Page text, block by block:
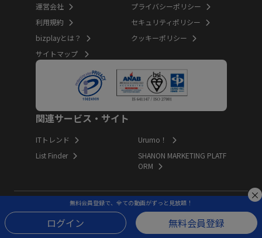
無料会員登録で、全ての動画がずっと見放題！
ログイン 無料会員登録
運営会社
利用規約
bizplayとは？
サイトマップ
プライバシーポリシー
セキュリティポリシー
クッキーポリシー
関連サービス・サイト
ITトレンド
List Finder
Urumo！
SHANON MARKETING PLATF
ORM
Copyright (c) Innovation Inc. All Rights Reserved.